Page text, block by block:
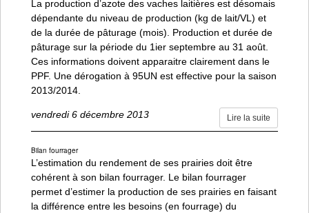
La production d’azote des vaches laitières est désomais
dépendante du niveau de production (kg de lait/VL) et
de la durée de pâturage (mois). Production et durée de
pâturage sur la période du 1ier septembre au 31 août.
Ces informations doivent apparaitre clairement dans le
PPF. Une dérogation à 95UN est effective pour la saison
2013/2014.
vendredi 6 décembre 2013 Lire la suite
Bilan fourrager
L’estimation du rendement de ses prairies doit être
cohérent à son bilan fourrager. Le bilan fourrager
permet d’estimer la production de ses prairies en faisant
la différence entre les besoins (en fourrage) du